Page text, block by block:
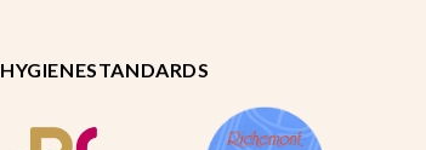
HYGIENESTANDARDS